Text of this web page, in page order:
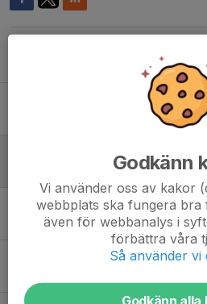
Inställda söndagsträningar
28 maj, 15:24 0
Nya träningstider och C-
26 apr, 21:08 0
Ny träningstid
Godkänn
Vi använder oss av kakor
webbplats ska fungera bra
även för webbanalys i
förbättra våra
Så använder vi
Godkänn alla